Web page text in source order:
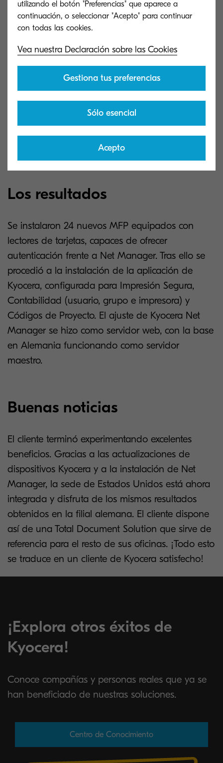
La sólida y probada trayectoria de
Kyocera en cuanto a fiabilidad y
rendimiento.
Su capacidad para proporcionar y
mantener un conjunto consistente de
equipos en todo el mundo.
Una solución completa y avanzada
que permite el uso, el control y la
visibilidad total del hardware de
Los resultados
Se instalaron 24 nuevos MFP equipados con
lectores de tarjetas, capaces de ofrecer
autenticación frente a Net Manager. Tras ello se
procedió a la instalación de la aplicación de
Kyocera, configurada para Impresión Segura,
Contabilidad (usuario, grupo e impresora) y
Códigos de Proyecto. El ajuste de Kyocera Net
Manager se hizo como servidor web, con la base
en Alemania funcionando como servidor
maestro.
Buenas noticias
El cliente terminó experimentando excelentes
beneficios. Gracias a las actualizaciones de
dispositivos Kyocera y a la instalación de Net
Manager, la sede de Estados Unidos está ahora
integrada y disfruta de los mismos resultados
obtenidos en la filial alemana. El cliente dispone
así de una Total Document Solution que sirve de
referencia para el resto de sus oficinas. ¡Todo esto
se traduce en un cliente de Kyocera satisfecho!
¡Explora otros éxitos de
Kyocera!
Conoce compañías y personas reales que ya se
han beneficiado de nuestras soluciones.
Centro de Conocimiento
utilizando el botón "Preferencias" que aparece a
continuación, o seleccionar "Acepto" para continuar
Vea nuestra Declaración sobre las Cookies
Gestiona tus preferencias
Sólo esencial
Acepto